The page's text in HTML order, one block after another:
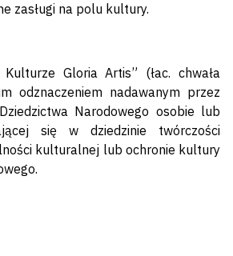
zasługi na polu kultury.
Kulturze Gloria Artis” (łac. chwała
odznaczeniem nadawanym przez
Narodowego osobie lub
się w dziedzinie twórczości
kulturalnej lub ochronie kultury